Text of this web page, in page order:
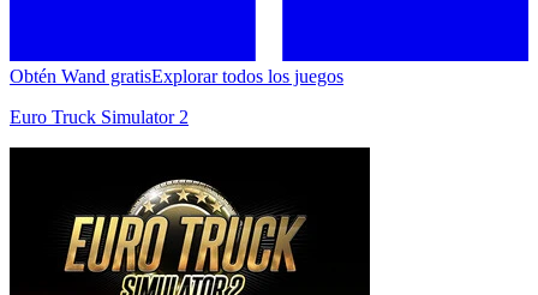
Obtén Wand gratisExplorar todos los juegos
Euro Truck Simulator 2